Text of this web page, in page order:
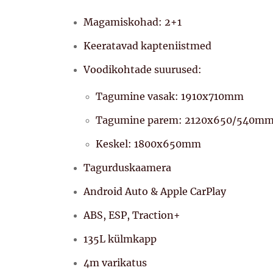
Magamiskohad: 2+1
Keeratavad kapteniistmed
Voodikohtade suurused:
Tagumine vasak: 1910x710mm
Tagumine parem: 2120x650/
Keskel: 1800x650mm
Tagurduskaamera
Android Auto & Apple CarPlay
ABS, ESP, Traction+
135L külmkapp
4m varikatus